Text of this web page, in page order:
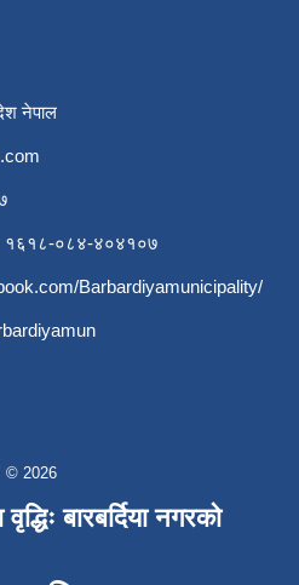
नेपाल
१६१८-०८४-४०४१०७
Barbardiyamunicipality/
© 2026
बारबर्दिया नगरको